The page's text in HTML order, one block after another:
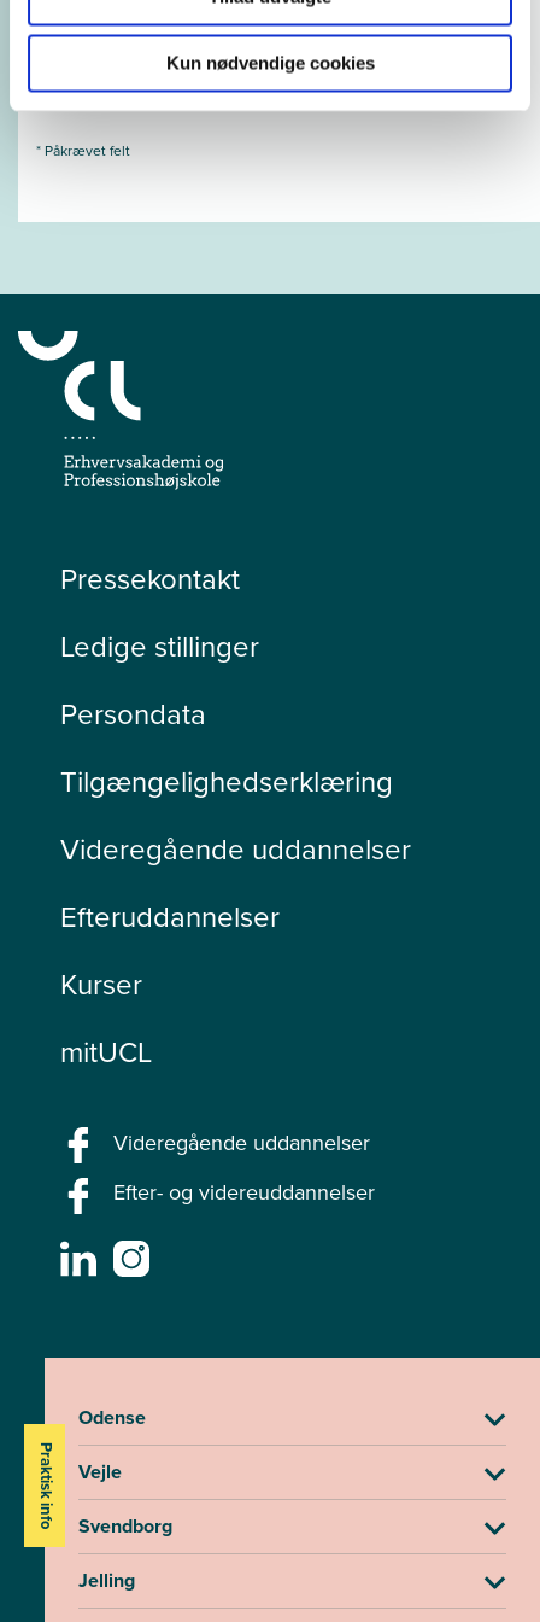
Kun nødvendige cookies
Næste
* Påkrævet felt
Pressekontakt
Ledige stillinger
Persondata
Tilgængelighedserklæring
Videregående uddannelser
Efteruddannelser
Kurser
mitUCL
Videregående uddannelser
Efter- og videreuddannelser
Praktisk info
Odense
Vejle
Svendborg
Jelling